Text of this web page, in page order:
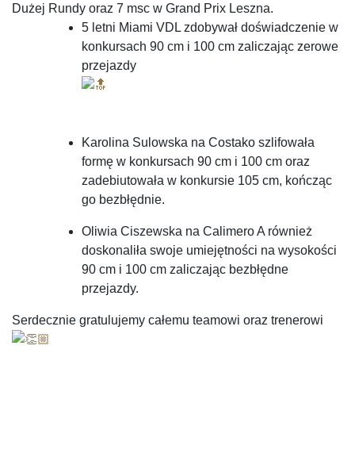
Dużej Rundy oraz 7 msc w Grand Prix Leszna.
5 letni Miami VDL zdobywał doświadczenie w
konkursach 90 cm i 100 cm zaliczając zerowe
przejazdy
Karolina Sulowska na Costako szlifowała
formę w konkursach 90 cm i 100 cm oraz
zadebiutowała w konkursie 105 cm, kończąc
go bezbłędnie.
Oliwia Ciszewska na Calimero A również
doskonaliła swoje umiejętności na wysokości
90 cm i 100 cm zaliczając bezbłędne
przejazdy.
Serdecznie gratulujemy całemu teamowi oraz trenerowi